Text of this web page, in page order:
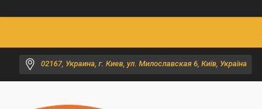
02167, Украина, г. Киев, ул. Милославская 6, Київ, Україна